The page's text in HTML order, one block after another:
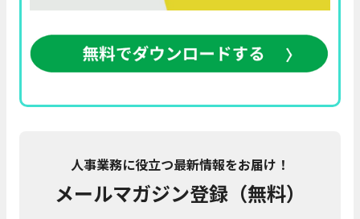
人事業務に役立つ最新情報をお届け！
メールマガジン登録（無料）